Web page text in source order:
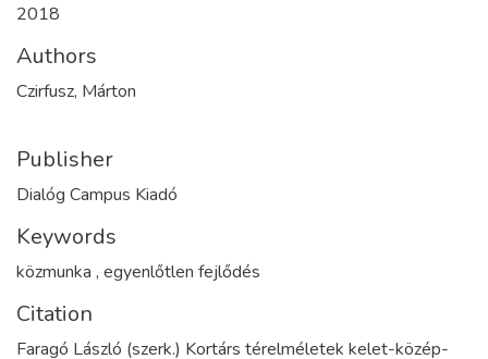
2018
Authors
Czirfusz, Márton
Publisher
Dialóg Campus Kiadó
Keywords
közmunka , egyenlőtlen fejlődés
Citation
Faragó László (szerk.) Kortárs térelméletek kelet-közép-